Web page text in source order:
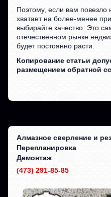
Поэтому, если вам повезло
хватает на более-менее
выбирайте качество. Это
отечественном рынке
будет постоянно расти.
Копирование статьи
размещением обратной
Алмазное сверление и
Перепланировка
Демонтаж
(473) 291-85-85